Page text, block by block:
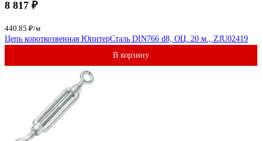
8 817 ₽
440.85 ₽/м
Цепь короткозвенная ЮпитерСталь DIN766 d8, ОЦ. 20 м., ZJU02419
В корзину